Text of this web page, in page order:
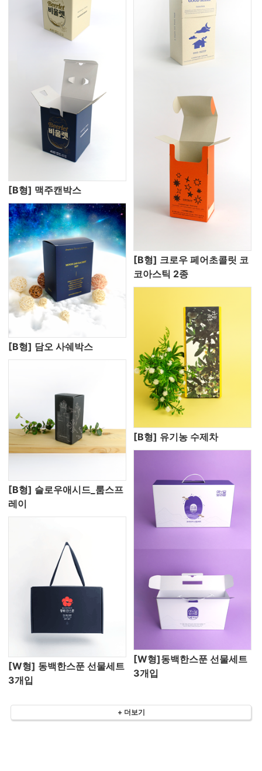
[B형] 맥주캔박스
[B형] 담오 사쉐박스
[B형] 크로우 페어초콜릿 코
코아스틱 2종
[B형] 슬로우애시드_룸스프
레이
[B형] 유기농 수제차
[W형] 동백한스푼 선물세트
3개입
[W형]동백한스푼 선물세트
3개입
+ 더보기